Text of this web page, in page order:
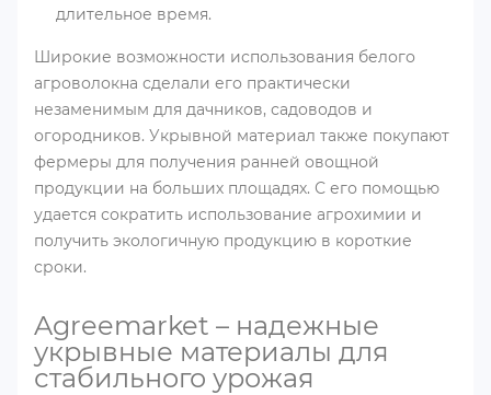
длительное время.
Широкие возможности использования белого
агроволокна сделали его практически
незаменимым для дачников, садоводов и
огородников. Укрывной материал также покупают
фермеры для получения ранней овощной
продукции на больших площадях. С его помощью
удается сократить использование агрохимии и
получить экологичную продукцию в короткие
сроки.
Agreemarket – надежные
укрывные материалы для
стабильного урожая